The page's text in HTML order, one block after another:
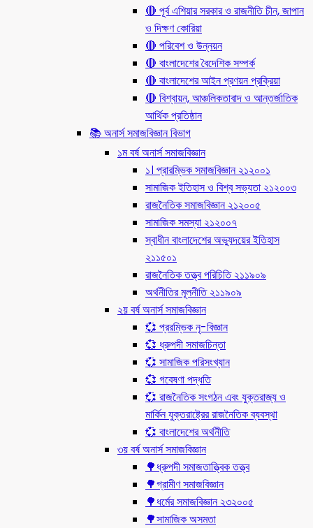
🔴 পূর্ব এশিয়ার সরকার ও রাজনীতি চীন, জাপান
ও দিক্ষণ কোরিয়া
🔴 পরিবেশ ও উন্নয়ন
🔴 বাংলাদেশের বৈদেশিক সম্পর্ক
🔴 বাংলাদেশের আইন প্রণয়ন প্রক্রিয়া
🔴 বিশ্বায়ন, আঞ্চলিকতাবাদ ও আন্তর্জাতিক
আর্থিক প্রতিষ্ঠান
📚 অনার্স সমাজবিজ্ঞান বিভাগ
১ম বর্ষ অনার্স সমাজবিজ্ঞান
১। প্রারম্ভিক সমাজবিজ্ঞান ২১২০০১
সামাজিক ইতিহাস ও বিশ্ব সভ্যতা ২১২০০৩
রাজনৈতিক সমাজবিজ্ঞান ২১২০০৫
সামাজিক সমস্যা ২১২০০৭
স্বাধীন বাংলাদেশের অভ্যুদয়ের ইতিহাস
২১১৫০১
রাজনৈতিক তত্ত্ব পরিচিতি ২১১৯০৯
অর্থনীতির মূলনীতি ২১১৯০৯
২য় বর্ষ অনার্স সমাজবিজ্ঞান
💞 প্ররম্ভিক নৃ-বিজ্ঞান
💞 ধ্রুপদী সমাজচিন্তা
💞 সামাজিক পরিসংখ্যান
💞 গবেষণা পদ্ধতি
💞 রাজনৈতিক সংগঠন এবং যুক্তরাজ্য ও
মার্কিন যুক্তরাষ্ট্রের রাজনৈতিক ব্যবস্থা
💞 বাংলাদেশের অর্থনীতি
৩য় বর্ষ অনার্স সমাজবিজ্ঞান
🌳ধ্রুপদী সমাজতাত্ত্বিক তত্ত্ব
🌳গ্রামীণ সমাজবিজ্ঞান
🌳ধর্মের সমাজবিজ্ঞান ২৩২০০৫
🌳সামাজিক অসমতা